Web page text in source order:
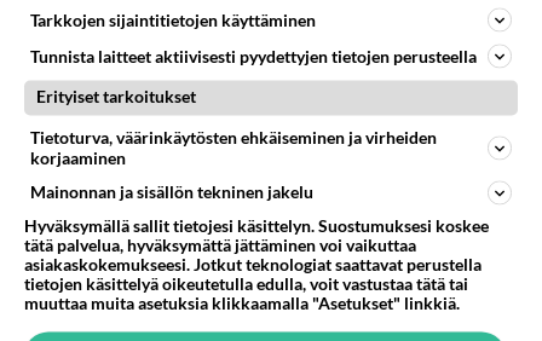
Ex-malli Anne Kukkohovi
vaikuttui tästä päräyttävästä
elokuvasta: "Oon katsonut
sen 3-4 kertaa!"
Tarkkojen sijaintitietojen käyttäminen
Tunnista laitteet aktiivisesti pyydettyjen tietojen perusteella
Erityiset tarkoitukset
Tietoturva, väärinkäytösten ehkäiseminen ja virheiden
korjaaminen
Mainonnan ja sisällön tekninen jakelu
Hyväksymällä sallit tietojesi käsittelyn. Suostumuksesi koskee
tätä palvelua, hyväksymättä jättäminen voi vaikuttaa
asiakaskokemukseesi. Jotkut teknologiat saattavat perustella
tietojen käsittelyä oikeutetulla edulla, voit vastustaa tätä tai
muuttaa muita asetuksia klikkaamalla "Asetukset" linkkiä.